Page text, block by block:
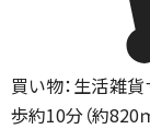
買い物：生活雑貨
歩約10分（約820